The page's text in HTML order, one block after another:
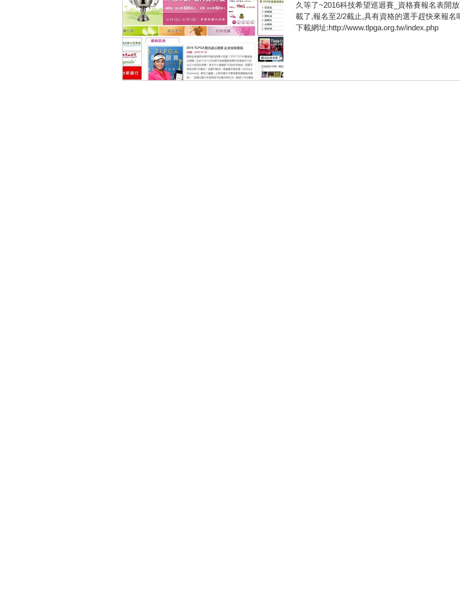
久等了~2016科技希望巡迴賽_資格賽報名表開放
載了,報名至2/2截止,具有資格的選手趕快來報名
下載網址:http://www.tlpga.org.tw/index.php